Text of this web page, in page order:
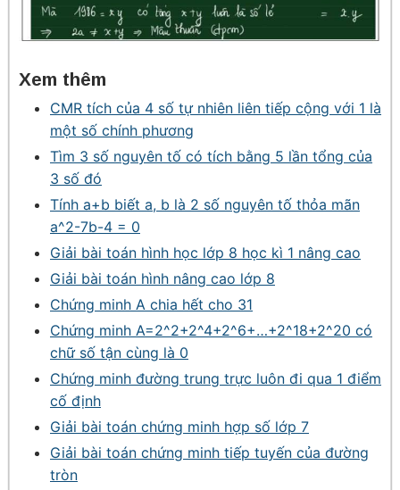
Xem thêm
CMR tích của 4 số tự nhiên liên tiếp cộng với 1 là
một số chính phương
Tìm 3 số nguyên tố có tích bằng 5 lần tổng của
3 số đó
Tính a+b biết a, b là 2 số nguyên tố thỏa mãn
a^2-7b-4 = 0
Giải bài toán hình học lớp 8 học kì 1 nâng cao
Giải bài toán hình nâng cao lớp 8
Chứng minh A chia hết cho 31
Chứng minh A=2^2+2^4+2^6+…+2^18+2^20 có
chữ số tận cùng là 0
Chứng minh đường trung trực luôn đi qua 1 điểm
cố định
Giải bài toán chứng minh hợp số lớp 7
Giải bài toán chứng minh tiếp tuyến của đường
tròn